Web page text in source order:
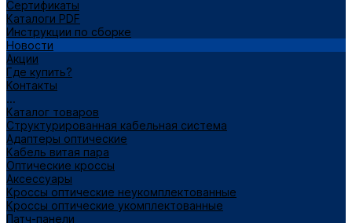
Сертификаты
Каталоги PDF
Инструкции по сборке
Новости
Акции
Где купить?
Контакты
...
Каталог товаров
Структурированная кабельная система
Адаптеры оптические
Кабель витая пара
Оптические кроссы
Аксессуары
Кроссы оптические неукомплектованные
Кроссы оптические укомплектованные
Патч-панели